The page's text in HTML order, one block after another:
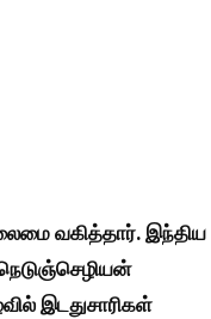
வகித்தார். இந்திய
இடதுசாரிகள்